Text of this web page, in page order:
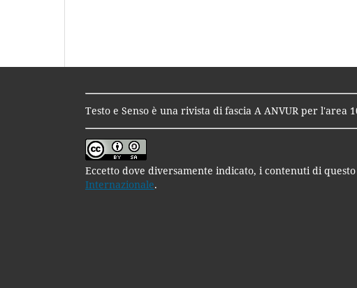
Testo e Senso è una rivista di fascia A ANVUR per l'area
Eccetto dove diversamente indicato, i contenuti di
Internazionale.